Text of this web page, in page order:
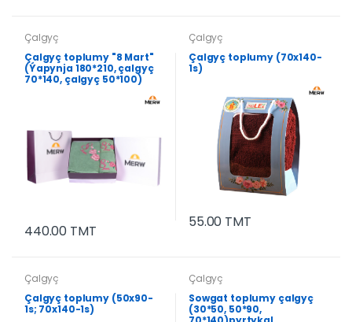
Çalgyç
Çalgyç toplumy "8 Mart"
(Ýapynja 180*210, çalgyç
70*140, çalgyç 50*100)
440.00 TMT
Çalgyç
Çalgyç toplumy (70x140-
1s)
55.00 TMT
Çalgyç
Çalgyç toplumy (50x90-
1s; 70x140-1s)
Çalgyç
Sowgat toplumy çalgyç
(30*50, 50*90,